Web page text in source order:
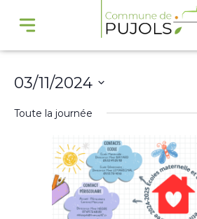
03/11/2024
Toute la journée